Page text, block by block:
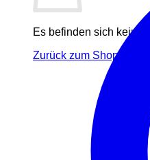
Es befinden sich keine
Zurück zum Shop